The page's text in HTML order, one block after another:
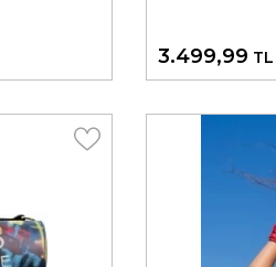
3.499,99 TL